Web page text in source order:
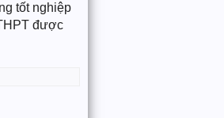
tốt nghiệp
được